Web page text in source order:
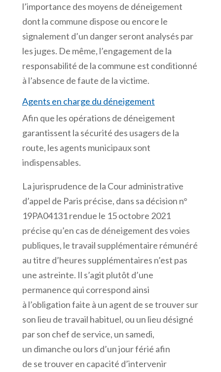
l’importance des moyens de déneigement
dont la commune dispose ou encore le
signalement d’un danger seront analysés par
les juges. De même, l’engagement de la
responsabilité de la commune est conditionné
à l’absence de faute de la victime.
Agents en charge du déneigement
Afin que les opérations de déneigement
garantissent la sécurité des usagers de la
route, les agents municipaux sont
indispensables.
La jurisprudence de la Cour administrative
d’appel de Paris précise, dans sa décision n°
19PA04131 rendue le 15 octobre 2021
précise qu’en cas de déneigement des voies
publiques, le travail supplémentaire rémunéré
au titre d’heures supplémentaires n’est pas
une astreinte. Il s’agit plutôt d’une
permanence qui correspond ainsi
à l’obligation faite à un agent de se trouver sur
son lieu de travail habituel, ou un lieu désigné
par son chef de service, un samedi,
un dimanche ou lors d’un jour férié afin
de se trouver en capacité d’intervenir